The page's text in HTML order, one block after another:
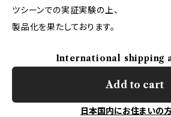
ツシーンでの実証実験の上、
製品化を果たしております。
International shipping
Add to cart
日本国内にお住まいの